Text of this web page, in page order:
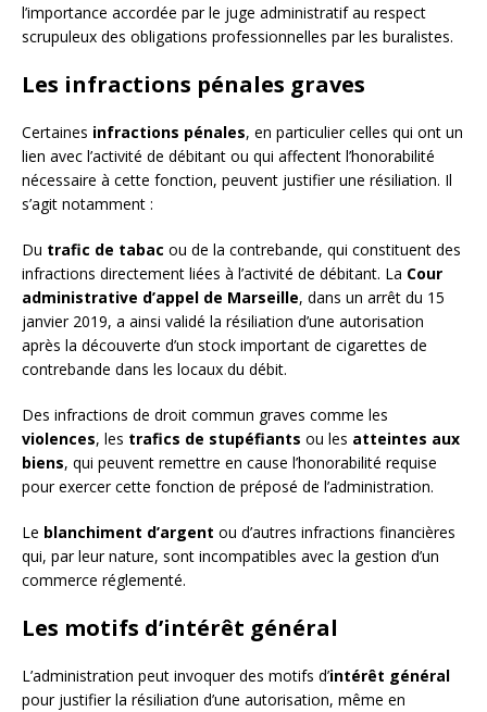
l’importance accordée par le juge administratif au respect
scrupuleux des obligations professionnelles par les buralistes.
Les infractions pénales graves
Certaines infractions pénales, en particulier celles qui ont un
lien avec l’activité de débitant ou qui affectent l’honorabilité
nécessaire à cette fonction, peuvent justifier une résiliation. Il
s’agit notamment :
Du trafic de tabac ou de la contrebande, qui constituent des
infractions directement liées à l’activité de débitant. La Cour
administrative d’appel de Marseille, dans un arrêt du 15
janvier 2019, a ainsi validé la résiliation d’une autorisation
après la découverte d’un stock important de cigarettes de
contrebande dans les locaux du débit.
Des infractions de droit commun graves comme les
violences, les trafics de stupéfiants ou les atteintes aux
biens, qui peuvent remettre en cause l’honorabilité requise
pour exercer cette fonction de préposé de l’administration.
Le blanchiment d’argent ou d’autres infractions financières
qui, par leur nature, sont incompatibles avec la gestion d’un
commerce réglementé.
Les motifs d’intérêt général
L’administration peut invoquer des motifs d’intérêt général
pour justifier la résiliation d’une autorisation, même en